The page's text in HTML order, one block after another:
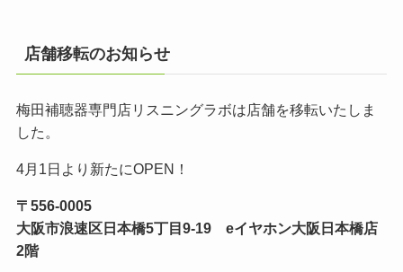
店舗移転のお知らせ
梅田補聴器専門店リスニングラボは店舗を移転いたしま
した。
4月1日より新たにOPEN！
〒556-0005
大阪市浪速区日本橋5丁目9-19 eイヤホン大阪日本橋店
2階